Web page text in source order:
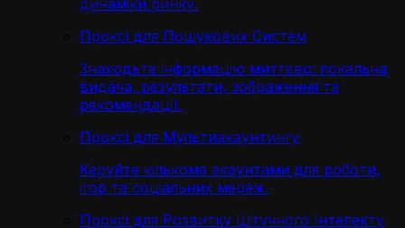
динаміки ринку.
Проксі для Пошукових Систем
Знаходьте інформацію миттєво: локальна
видача, результати, зображення та
рекомендації.
Проксі для Мультиакаунтингу
Керуйте кількома акаунтами для роботи,
ігор та соціальних мереж.
Проксі для Розвитку Штучного Інтелекту